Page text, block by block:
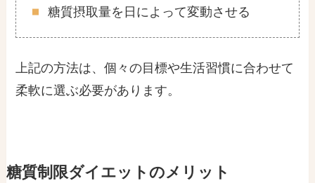
糖質摂取量を日によって変動させる
上記の方法は、個々の目標や生活習慣に合わせて
柔軟に選ぶ必要があります。
糖質制限ダイエットのメリット